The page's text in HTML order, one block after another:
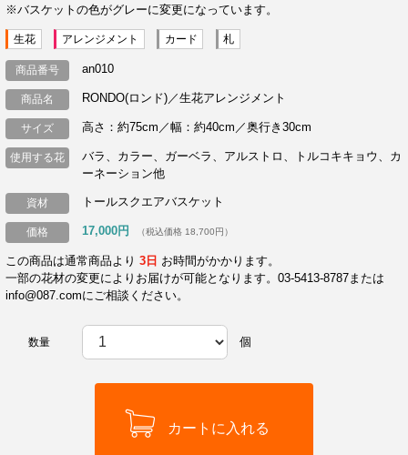
※バスケットの色がグレーに変更になっています。
生花 アレンジメント カード 札
商品番号 an010
商品名 RONDO(ロンド)／生花アレンジメント
サイズ 高さ：約75cm／幅：約40cm／奥行き30cm
使用する花
バラ、カラー、ガーベラ、アルストロ、トルコキキョウ、カ
ーネーション他
資材 トールスクエアバスケット
価格 17,000円 （税込価格 18,700円）
この商品は通常商品より3日 お時間がかかります。
一部の花材の変更によりお届けが可能となります。03-5413-8787または
info@087.comにご相談ください。
数量 個